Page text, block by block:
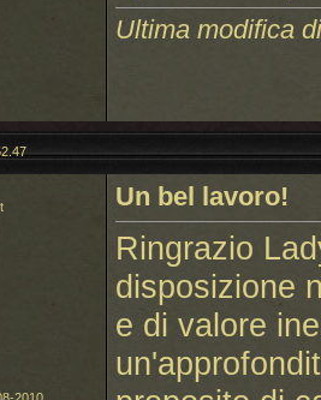
Ultima modifica
Un bel lavoro!
Ringrazio
disposizione
e di valore